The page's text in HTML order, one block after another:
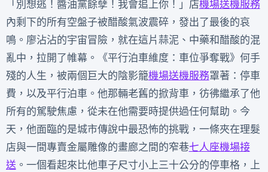
「別想逃！醬油黨餘孽！我會追上你！」店機場送機服務
內剩下的所有空盤子被醋酸氣波震碎，發出了最後的哀
鳴。廖沾沾的宇宙冒險，就在這片蒜泥、中藥和醋酸的混
亂中，拉開了帷幕。《平行泊車維度：車位爭奪戰》何手
殘的人生，被兩個巨大的陰影籠機場送機服務罩著：停車
費，以及平行泊車。他那輛老舊的掀背車，彷彿繼承了他
所有的駕駛焦慮，從未在他需要時提供過任何幫助。今
天，他面臨的是城市傳說中最恐怖的挑戰，一條夾在理髮
店與一間專賣金屬雕像的畫廊之間的窄巷七人座機場接
送 。一個看起來比他車子尺寸小上三十公分的停車格，上